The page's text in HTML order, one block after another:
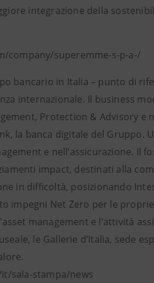
integrazione della
company/superemme-s-p-a-/
bancario in Italia – punto di
internazionale. Il business
Protection & Advisory
la banca digitale del Gruppo.
e nell’assicurazione. Il
impact, destinati alla
in difficoltà, posizionando
impegni Net Zero per le
management e l’attività
le Gallerie d’Italia, sede
sala-stampa/news